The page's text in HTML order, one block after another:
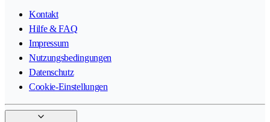
Kontakt
Hilfe & FAQ
Impressum
Nutzungsbedingungen
Datenschutz
Cookie-Einstellungen